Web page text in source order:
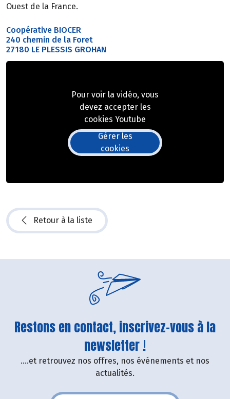
Ouest de la France.
Coopérative BIOCER
240 chemin de la Foret
27180 LE PLESSIS GROHAN
Pour voir la vidéo, vous
devez accepter les
cookies Youtube
Gérer les
cookies
Retour à la liste
Restons en contact, inscrivez-vous à la
newsletter !
....et retrouvez nos offres, nos événements et nos
actualités.